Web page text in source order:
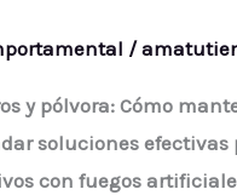
/
y pólvora: Cómo
soluciones efectivas
con fuegos